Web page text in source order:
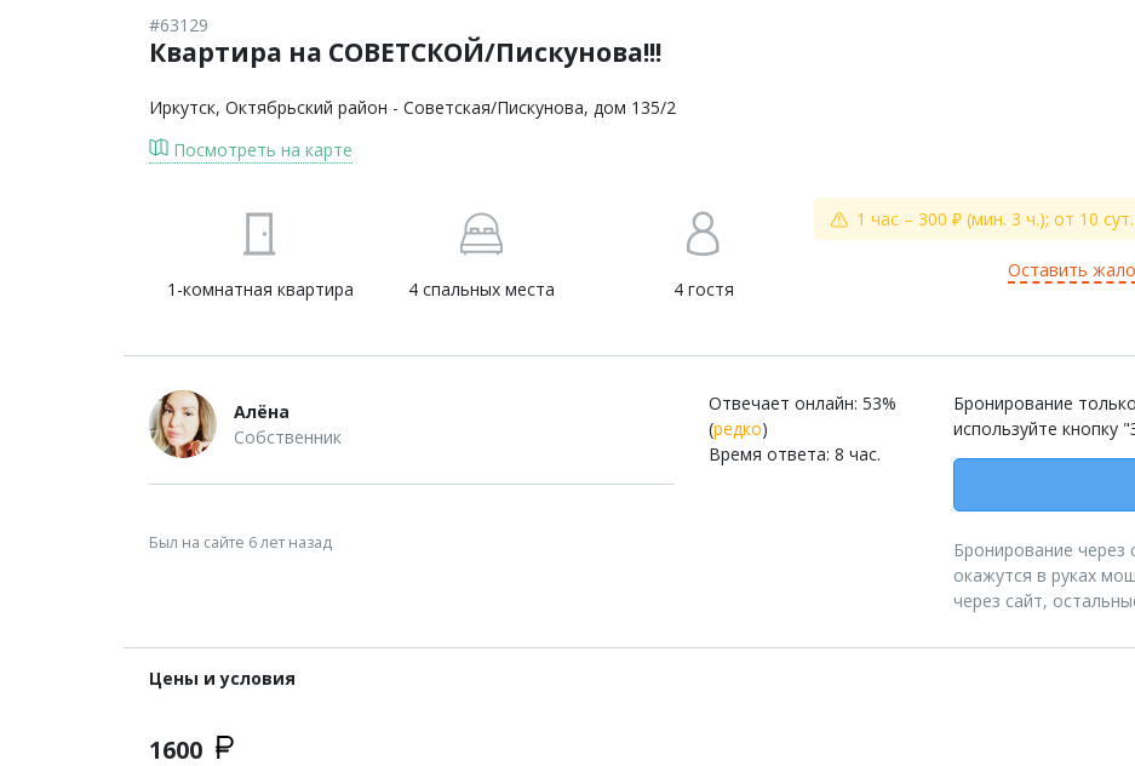
Квартира на СОВЕТСКОЙ/Пискунова!!!
#63129
Иркутск, Октябрьский район - Советская/Пискунова, дом 135/2
Посмотреть на карте
1-комнатная квартира 4 спальных места 4 гостя
1 час – 300 ₽ (мин. 3 ч.); от 10
Оставить
Алёна
Собственник
Был на сайте 6 лет назад
Отвечает онлайн: 53%
(редко)
Время ответа: 8 час.
Бронирование
используйте кнопку
Бронирование через
окажутся в руках
через сайт,
Цены и условия
1600